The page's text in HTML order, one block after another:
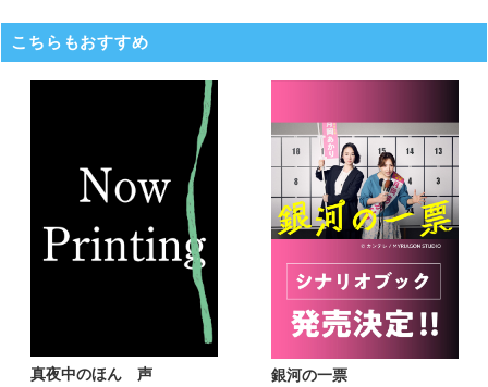
こちらもおすすめ
真夜中のほん 声 銀河の一票